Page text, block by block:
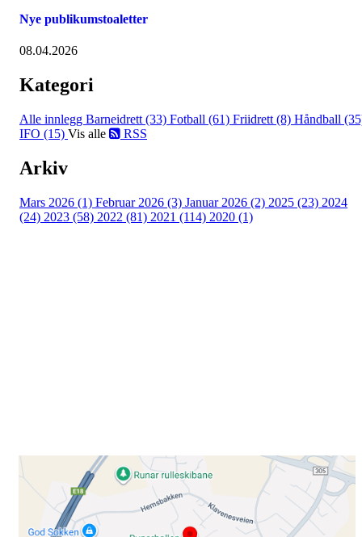
Nye publikumstoaletter
08.04.2026
Kategori
Alle innlegg Barneidrett (33) Fotball (61) Friidrett (8) Håndball
IFO (15) Vis alle RSS
Arkiv
Mars 2026 (1) Februar 2026 (3) Januar 2026 (2) 2025 (23) 2024
(24) 2023 (58) 2022 (81) 2021 (114) 2020 (1)